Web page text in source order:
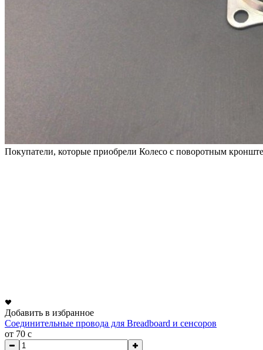
Покупатели, которые приобрели Колесо с поворотным
Добавить в избранное
Соединительные провода для Breadboard и сенсоров
от 70 c